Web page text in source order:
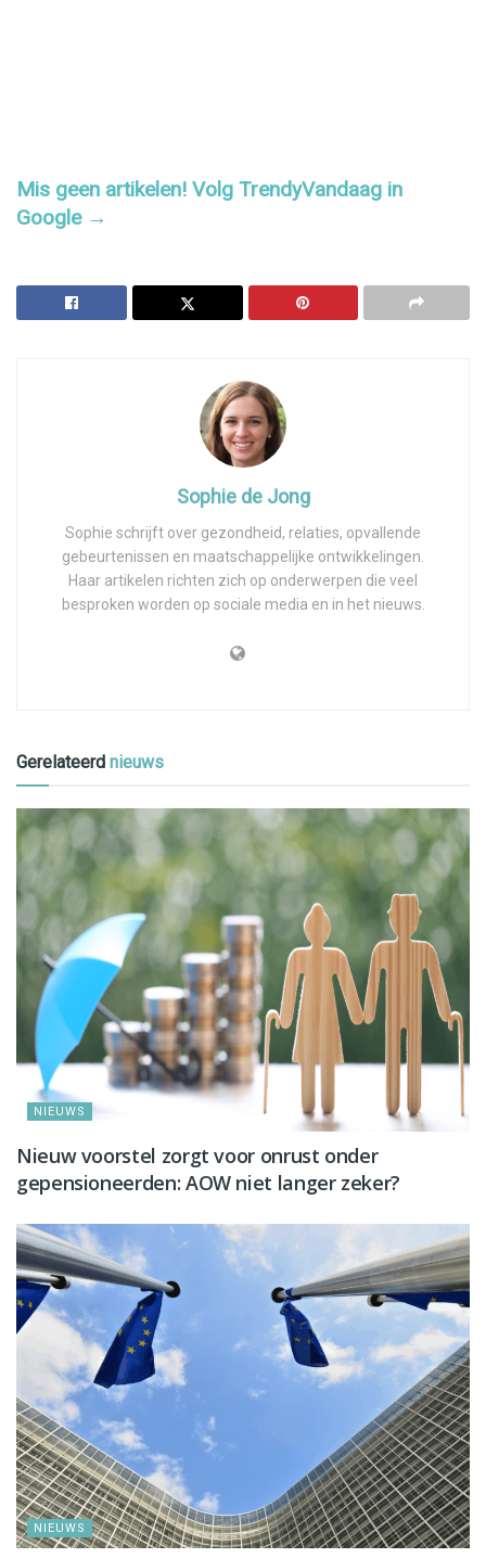
Mis geen artikelen! Volg TrendyVandaag in
Google →
Sophie de Jong
Sophie schrijft over gezondheid, relaties, opvallende
gebeurtenissen en maatschappelijke ontwikkelingen.
Haar artikelen richten zich op onderwerpen die veel
besproken worden op sociale media en in het nieuws.
Gerelateerd nieuws
NIEUWS
Nieuw voorstel zorgt voor onrust onder
gepensioneerden: AOW niet langer zeker?
NIEUWS